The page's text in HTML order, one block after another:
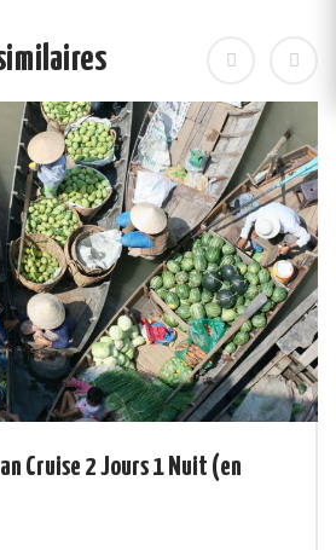
Cruise 2 Jours 1 Nuit (en